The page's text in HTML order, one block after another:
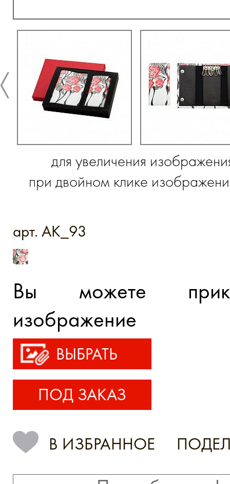
для увеличения
при двойном клике
арт. AK_93
Вы можете
изображение
ВЫБРАТЬ
ПОД ЗАКАЗ
В ИЗБРАННОЕ